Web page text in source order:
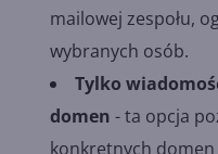
mailowej zespołu,
wybranych osób.
Tylko
domen - ta opcja
konkretnych